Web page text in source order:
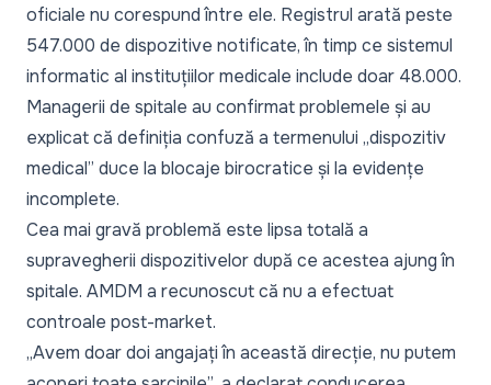
oficiale nu corespund între ele. Registrul arată peste
547.000 de dispozitive notificate, în timp ce sistemul
informatic al instituțiilor medicale include doar 48.000.
Managerii de spitale au confirmat problemele și au
explicat că definiția confuză a termenului „dispozitiv
medical” duce la blocaje birocratice și la evidențe
incomplete.
Cea mai gravă problemă este lipsa totală a
supravegherii dispozitivelor după ce acestea ajung în
spitale. AMDM a recunoscut că nu a efectuat
controale post-market.
„Avem doar doi angajați în această direcție, nu putem